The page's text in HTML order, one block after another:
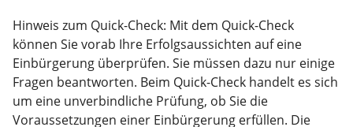
Hinweis zum Quick-Check: Mit dem Quick-Check
können Sie vorab Ihre Erfolgsaussichten auf eine
Einbürgerung überprüfen. Sie müssen dazu nur einige
Fragen beantworten. Beim Quick-Check handelt es sich
um eine unverbindliche Prüfung, ob Sie die
Voraussetzungen einer Einbürgerung erfüllen. Die